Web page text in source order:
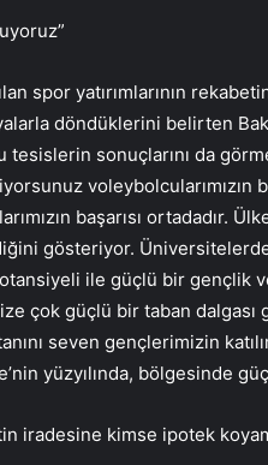
spor yatırımlarının
döndüklerini belirten
tesislerin sonuçlarını da
voleybolcularımızın
başarısı ortadadır.
gösteriyor.
ile güçlü bir gençlik
çok güçlü bir taban dalgası
seven gençlerimizin
yüzyılında, bölgesinde
iradesine kimse ipotek